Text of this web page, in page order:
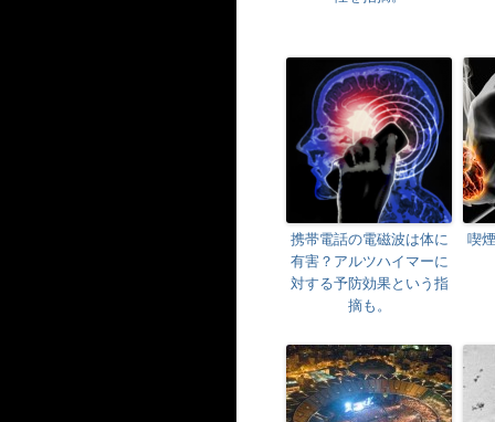
携帯電話の電磁波は体に
有害？アルツハイマーに
対する予防効果という指
摘も。
喫